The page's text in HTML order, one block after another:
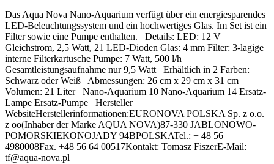
Das Aqua Nova Nano-Aquarium verfügt über ein energiesparendes
LED-Beleuchtungssystem und ein hochwertiges Glas. Im Set ist ein
Filter sowie eine Pumpe enthalten. Details: LED: 12 V
Gleichstrom, 2,5 Watt, 21 LED-Dioden Glas: 4 mm Filter: 3-lagige
interne Filterkartusche Pumpe: 7 Watt, 500 l/h
Gesamtleistungsaufnahme nur 9,5 Watt Erhältlich in 2 Farben:
Schwarz oder Weiß Abmessungen: 26 cm x 29 cm x 31 cm
Volumen: 21 Liter Nano-Aquarium 10 Nano-Aquarium 14 Ersatz-
Lampe Ersatz-Pumpe Hersteller
WebsiteHerstellerinformationen:EURONOVA POLSKA Sp. z o.o.
z oo(Inhaber der Marke AQUA NOVA)87-330 JABLONOWO-
POMORSKIEKONOJADY 94BPOLSKATel.: + 48 56
4980008Fax. +48 56 64 00517Kontakt: Tomasz FiszerE-Mail:
tf@aqua-nova.pl